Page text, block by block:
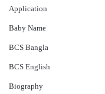
Application
Baby Name
BCS Bangla
BCS English
Biography